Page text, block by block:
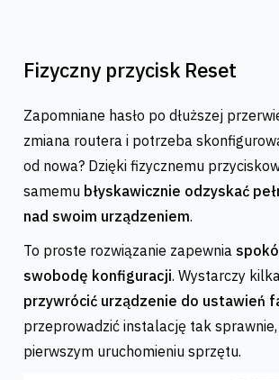
Fizyczny przycisk Reset
Zapomniane hasło po dłuższej
zmiana routera i potrzeba
od nowa? Dzięki fizycznemu
samemu błyskawicznie odzyskać
nad swoim urządzeniem.
To proste rozwiązanie zapewnia
swobodę konfiguracji. Wystarczy
przywrócić urządzenie do ustawień
przeprowadzić instalację tak
pierwszym uruchomieniu sprzętu.